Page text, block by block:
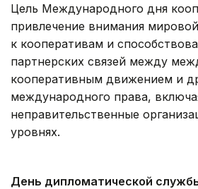
Цель Международного дня
привлечение внимания
к кооперативам и
партнерских связей между
кооперативным движением и
международного права,
неправительственные
уровнях.
День дипломатической